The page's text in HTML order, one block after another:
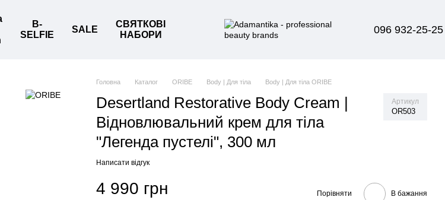
B-
SELFIE
SALE
СВЯТКОВІ
НАБОРИ
096 932-25-25
Головна Каталог ORIBE Body | Для тіла Body | Для тіла ORIBE
Desertland Restorative Body Cream |
Відновлювальний крем для тіла
"Легенда пустелі", 300 мл
Артикул
OR503
Написати відгук
4 990 грн Порівняти В бажання